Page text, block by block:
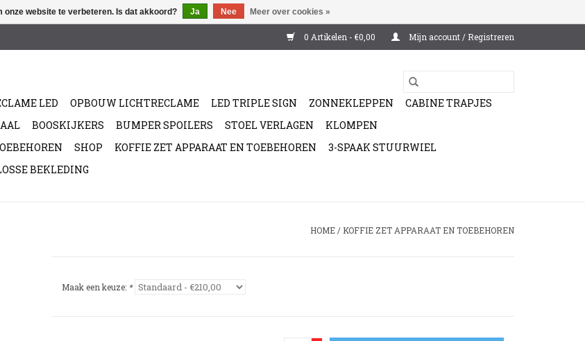
0 Artikelen - €0,00 Mijn account / Registreren
LED OPBOUW LICHTRECLAME LED TRIPLE SIGN ZONNEKLEPPEN
CABINE TRAPJES
BOOSKIJKERS BUMPER SPOILERS STOEL VERLAGEN
KLOMPEN
SHOP KOFFIE ZET APPARAAT EN TOEBEHOREN
3-SPAAK STUURWIEL
BEKLEDING
HOME / KOFFIE ZET APPARAAT EN TOEBEHOREN
Maak een keuze: *
onze website te verbeteren. Is dat akkoord? Ja Nee Meer over cookies »